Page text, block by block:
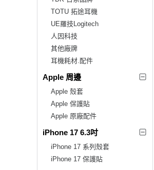
TOTU 拓途耳機
UE羅技Logitech
人因科技
其他廠牌
耳機耗材.配件
Apple 周邊
Apple 殼套
Apple 保護貼
Apple 原廠配件
iPhone 17 6.3吋
iPhone 17 系列殼套
iPhone 17 保護貼